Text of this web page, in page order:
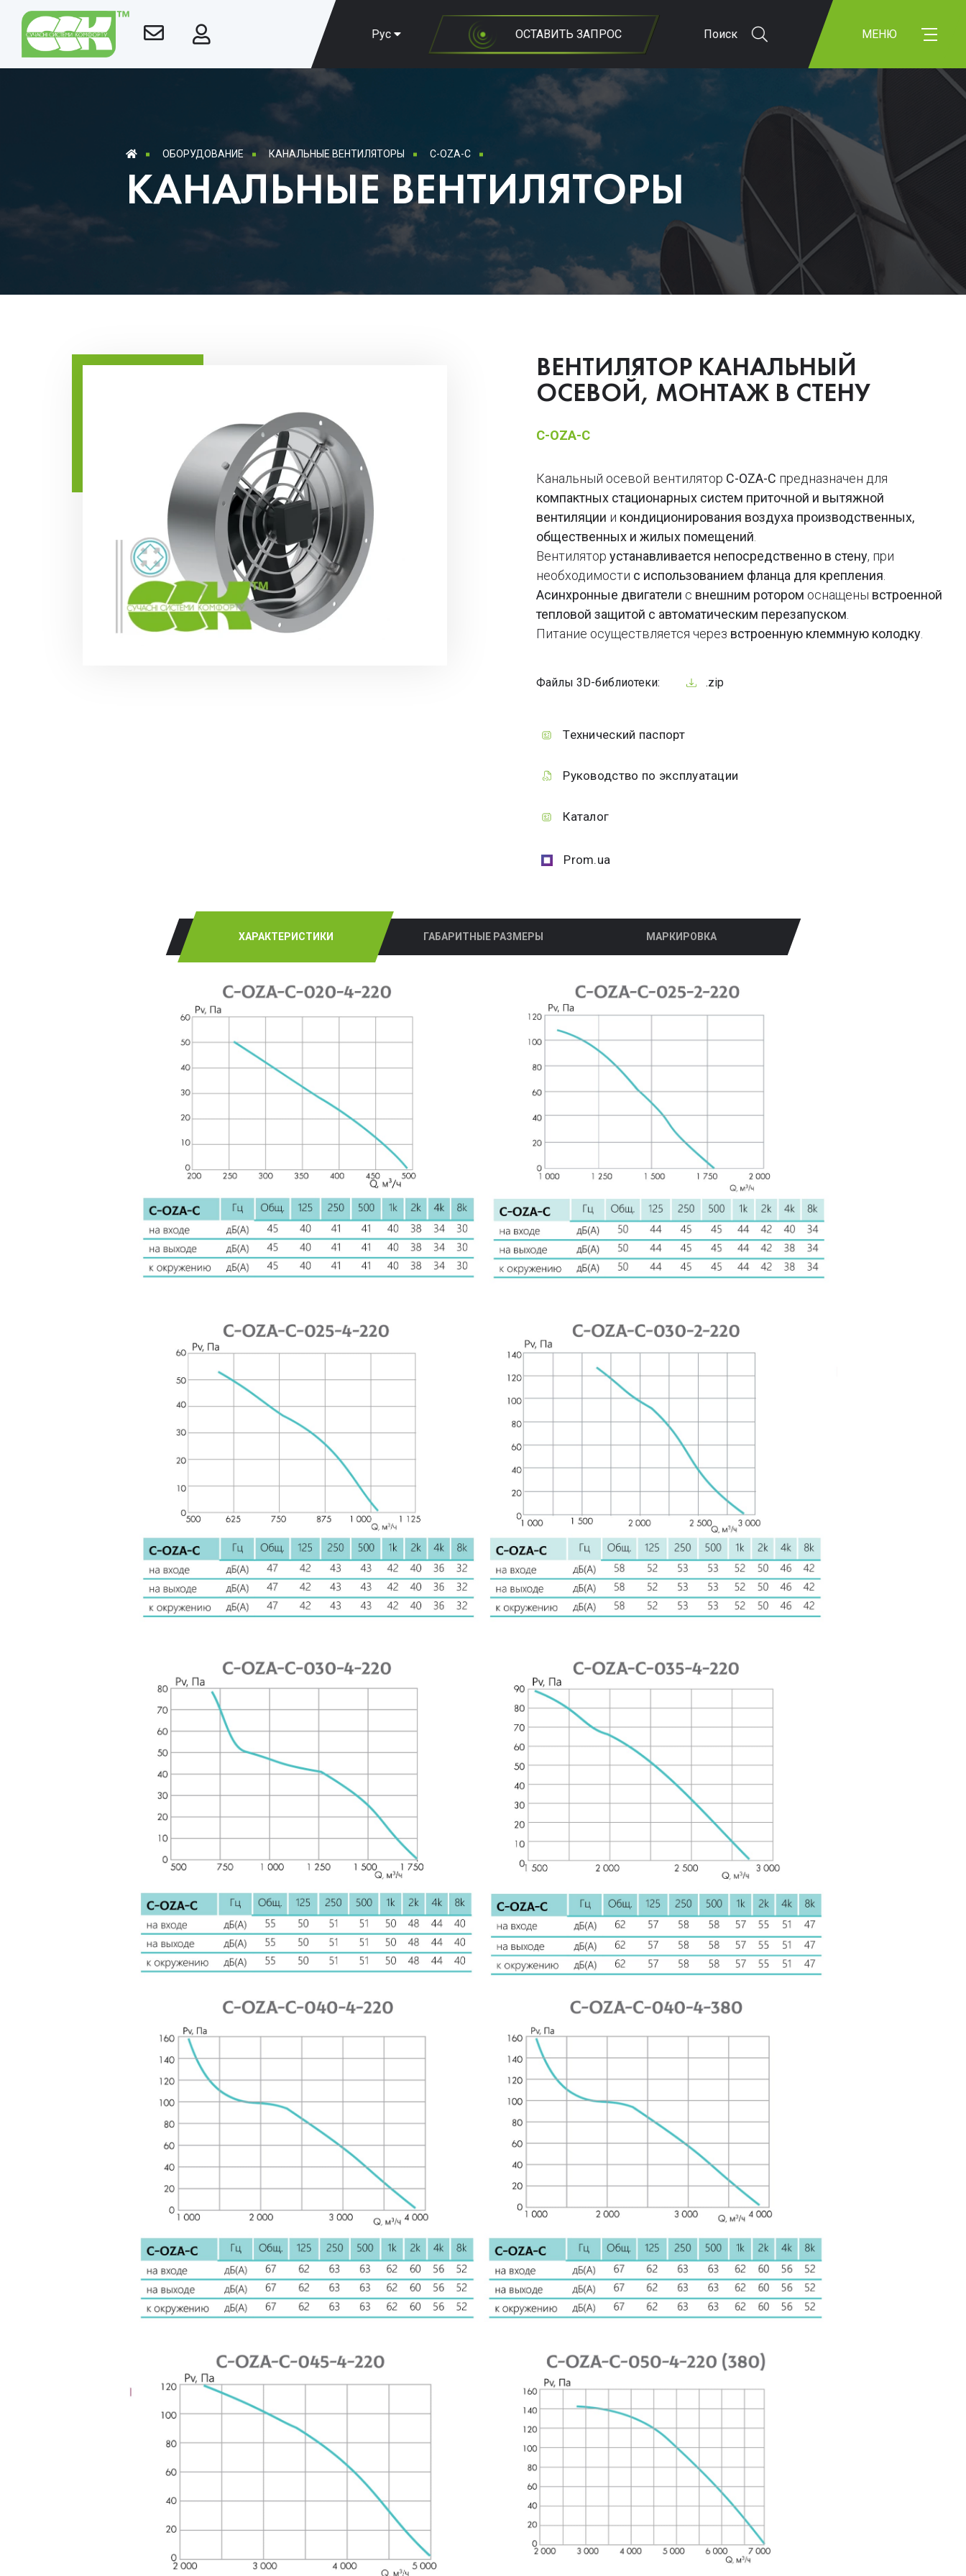
Рус ОСТАВИТЬ ЗАПРОС Поиск МЕНЮ
ОБОРУДОВАНИЕ КАНАЛЬНЫЕ ВЕНТИЛЯТОРЫ C-OZA-C
КАНАЛЬНЫЕ ВЕНТИЛЯТОРЫ
ВЕНТИЛЯТОР КАНАЛЬНЫЙ
ОСЕВОЙ, МОНТАЖ В СТЕНУ
C-OZA-C
Канальный осевой вентилятор C-OZA-C предназначен для
компактных стационарных систем приточной и вытяжной
вентиляции и кондиционирования воздуха производственных,
общественных и жилых помещений
Вентиляторустанавливается непосредственно в стену, при
необходимости с использованием фланца для крепления
Асинхронные двигатели с внешним ротором оснащены встроенной
тепловой защитой с автоматическим перезапуском
Питание осуществляется через встроенную клеммную колодку
Файлы 3D-библиотеки: .zip
Технический паспорт
Руководство по эксплуатации
Каталог
Prom.ua
ХАРАКТЕРИСТИКИ ГАБАРИТНЫЕ РАЗМЕРЫ МАРКИРОВКА